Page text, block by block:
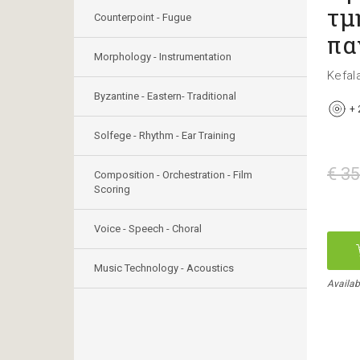
Counterpoint - Fugue
Morphology - Instrumentation
Byzantine - Eastern- Traditional
Solfege - Rhythm - Ear Training
Composition - Orchestration - Film
Scoring
Voice - Speech - Choral
Music Technology - Acoustics
+
€